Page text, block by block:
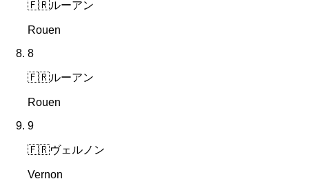
🇫🇷ルーアン
Rouen
8
🇫🇷ルーアン
Rouen
9
🇫🇷ヴェルノン
Vernon